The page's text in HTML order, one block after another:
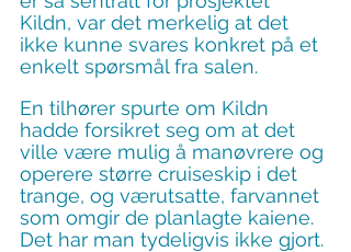
Kildn, var det merkelig at det
ikke kunne svares konkret på et
enkelt spørsmål fra salen.
En tilhører spurte om Kildn
hadde forsikret seg om at det
ville være mulig å manøvrere og
operere større cruiseskip i det
trange, og værutsatte, farvannet
som omgir de planlagte kaiene.
Det har man tydeligvis ikke gjort.